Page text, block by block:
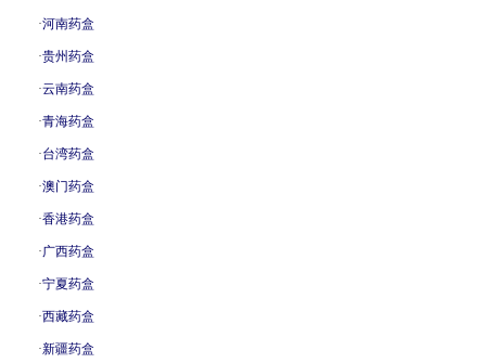
·河南药盒
·贵州药盒
·云南药盒
·青海药盒
·台湾药盒
·澳门药盒
·香港药盒
·广西药盒
·宁夏药盒
·西藏药盒
·新疆药盒